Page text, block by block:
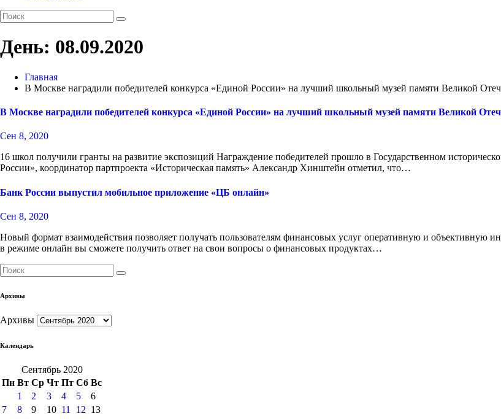
День: 08.09.2020
Главная
В Москве наградили победителей конкурса «Единой России» на лучший школьный музей памяти Великой
В Москве наградили победителей конкурса «Единой России» на лучший школьный музей памяти Великой
Сен 8, 2020
16 школ получили гранты на развитие экспозиций Награждение победителей прошло в Государственном
России», координатор партпроекта «Историческая память» Александр Хинштейн отметил, что…
Банк России выпустил мобильное приложение «ЦБ онлайн»
Сен 8, 2020
Новый формат взаимодействия позволяет получать пользователям финансовых услуг оперативную и объективную
в режиме онлайн вы сможете получить ответ на свои вопросы о финансовых продуктах…
Архивы
Архивы
Календарь
Сентябрь 2020
Пн Вт Ср Чт Пт Сб Вс
1
2 3 4 5
6
7
8 9 10 11 12 13